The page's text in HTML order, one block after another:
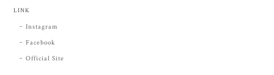
LINK
Instagram
Facebook
Official Site